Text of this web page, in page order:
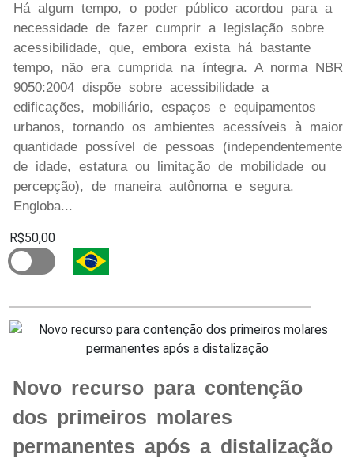
Há algum tempo, o poder público acordou para a
necessidade de fazer cumprir a legislação sobre
acessibilidade, que, embora exista há bastante
tempo, não era cumprida na íntegra. A norma NBR
9050:2004 dispõe sobre acessibilidade a
edificações, mobiliário, espaços e equipamentos
urbanos, tornando os ambientes acessíveis à maior
quantidade possível de pessoas (independentemente
de idade, estatura ou limitação de mobilidade ou
percepção), de maneira autônoma e segura.
Engloba...
R$50,00
Novo recurso para contenção
dos primeiros molares
permanentes após a distalização